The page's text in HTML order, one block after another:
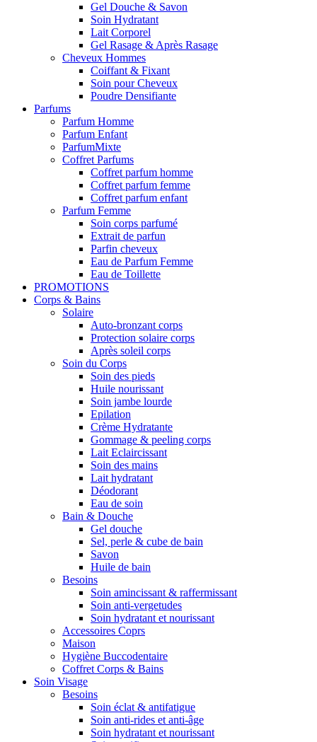
Gel Douche & Savon
Soin Hydratant
Lait Corporel
Gel Rasage & Après Rasage
Cheveux Hommes
Coiffant & Fixant
Soin pour Cheveux
Poudre Densifiante
Parfums
Parfum Homme
Parfum Enfant
ParfumMixte
Coffret Parfums
Coffret parfum homme
Coffret parfum femme
Coffret parfum enfant
Parfum Femme
Soin corps parfumé
Extrait de parfun
Parfin cheveux
Eau de Parfum Femme
Eau de Toillette
PROMOTIONS
Corps & Bains
Solaire
Auto-bronzant corps
Protection solaire corps
Après soleil corps
Soin du Corps
Soin des pieds
Huile nourissant
Soin jambe lourde
Epilation
Crème Hydratante
Gommage & peeling corps
Lait Eclaircissant
Soin des mains
Lait hydratant
Déodorant
Eau de soin
Bain & Douche
Gel douche
Sel, perle & cube de bain
Savon
Huile de bain
Besoins
Soin amincissant & raffermissant
Soin anti-vergetudes
Soin hydratant et nourissant
Accessoires Coprs
Maison
Hygiène Buccodentaire
Coffret Corps & Bains
Soin Visage
Besoins
Soin éclat & antifatigue
Soin anti-rides et anti-âge
Soin hydratant et nourissant